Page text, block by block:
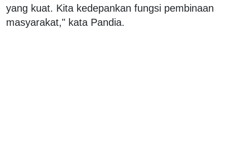
yang kuat. Kita kedepankan fungsi pembinaan
masyarakat," kata Pandia.